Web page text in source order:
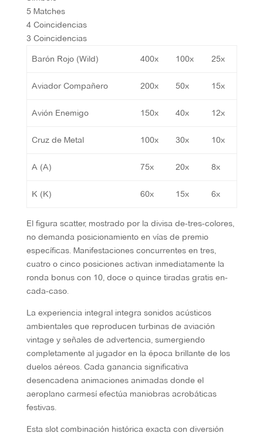
5 Matches
4 Coincidencias
3 Coincidencias
Barón Rojo (Wild)
400x 100x 25x
Aviador Compañero 200x 50x 15x
Avión Enemigo 150x 40x 12x
Cruz de Metal 100x 30x 10x
A (A) 75x 20x 8x
K (K) 60x 15x 6x
El figura scatter, mostrado por la divisa de-tres-colores,
no demanda posicionamiento en vías de premio
específicas. Manifestaciones concurrentes en tres,
cuatro o cinco posiciones activan inmediatamente la
ronda bonus con 10, doce o quince tiradas gratis en-
cada-caso.
La experiencia integral integra sonidos acústicos
ambientales que reproducen turbinas de aviación
vintage y señales de advertencia, sumergiendo
completamente al jugador en la época brillante de los
duelos aéreos. Cada ganancia significativa
desencadena animaciones animadas donde el
aeroplano carmesí efectúa maniobras acrobáticas
festivas.
Esta slot combinación histórica exacta con diversión